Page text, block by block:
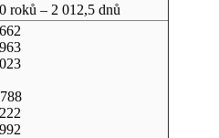
roků – 2 012,5 dnů